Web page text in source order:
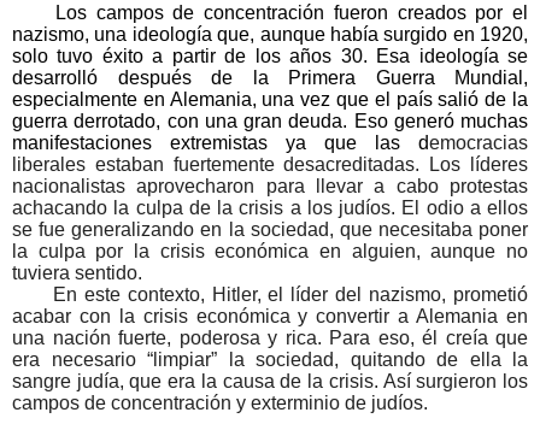
Los campos de concentración fueron creados por el
nazismo, una ideología que, aunque había surgido en 1920,
solo tuvo éxito a partir de los años 30. Esa ideología se
desarrolló después de la Primera Guerra Mundial,
especialmente en Alemania, una vez que el país salió de la
guerra derrotado, con una gran deuda. Eso generó muchas
manifestaciones extremistas ya que las democracias
liberales estaban fuertemente desacreditadas. Los líderes
nacionalistas aprovecharon para llevar a cabo protestas
achacando la culpa de la crisis a los judíos. El odio a ellos
se fue generalizando en la sociedad, que necesitaba poner
la culpa por la crisis económica en alguien, aunque no
tuviera sentido.
En este contexto, Hitler, el líder del nazismo, prometió
acabar con la crisis económica y convertir a Alemania en
una nación fuerte, poderosa y rica. Para eso, él creía que
era necesario “limpiar” la sociedad, quitando de ella la
sangre judía, que era la causa de la crisis. Así surgieron los
campos de concentración y exterminio de judíos.